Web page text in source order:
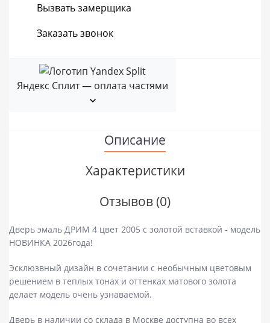
Вызвать замерщика
Заказать звонок
Яндекс Сплит — оплата частями
Описание
Характеристики
Отзывов (0)
Дверь эмаль ДРИМ 4 цвет 2005 с золотой вставкой - модель
НОВИНКА 2026года!
Эсклюзвный дизайн в сочетании с необычным цветовым
решением в теплых тонах и оттенках матового золота
делает модель очень узнаваемой.
Дверь в наличии со склада в Москве доступна во всех